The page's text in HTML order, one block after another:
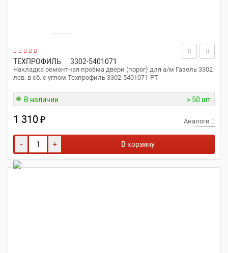
ТЕХПРОФИЛЬ 3302-5401071
Накладка ремонтная проёма двери (порог) для а/м Газель 3302
лев. в сб. с углом Техпрофиль 3302-5401071-РТ
В наличии > 50 шт.
1 310₽ Аналоги
- + В корзину